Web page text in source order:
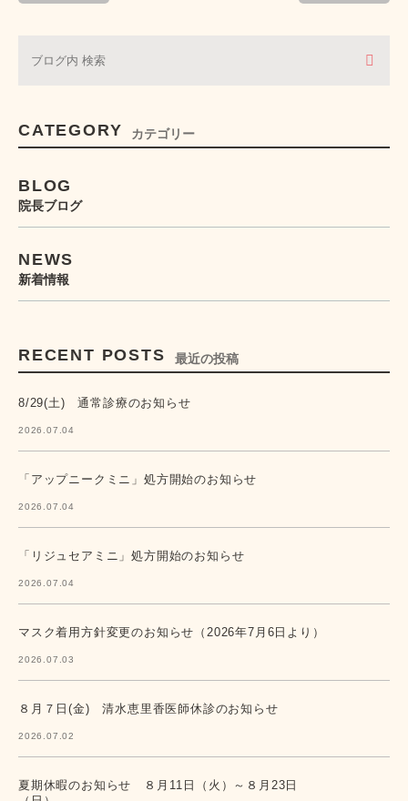
CATEGORY カテゴリー
BLOG
院長ブログ
NEWS
新着情報
RECENT POSTS 最近の投稿
8/29(土) 通常診療のお知らせ
2026.07.04
「アップニークミニ」処方開始のお知らせ
2026.07.04
「リジュセアミニ」処方開始のお知らせ
2026.07.04
マスク着用方針変更のお知らせ（2026年7月6日より）
2026.07.03
８月７日(金) 清水恵里香医師休診のお知らせ
2026.07.02
夏期休暇のお知らせ ８月11日（火）～８月23日